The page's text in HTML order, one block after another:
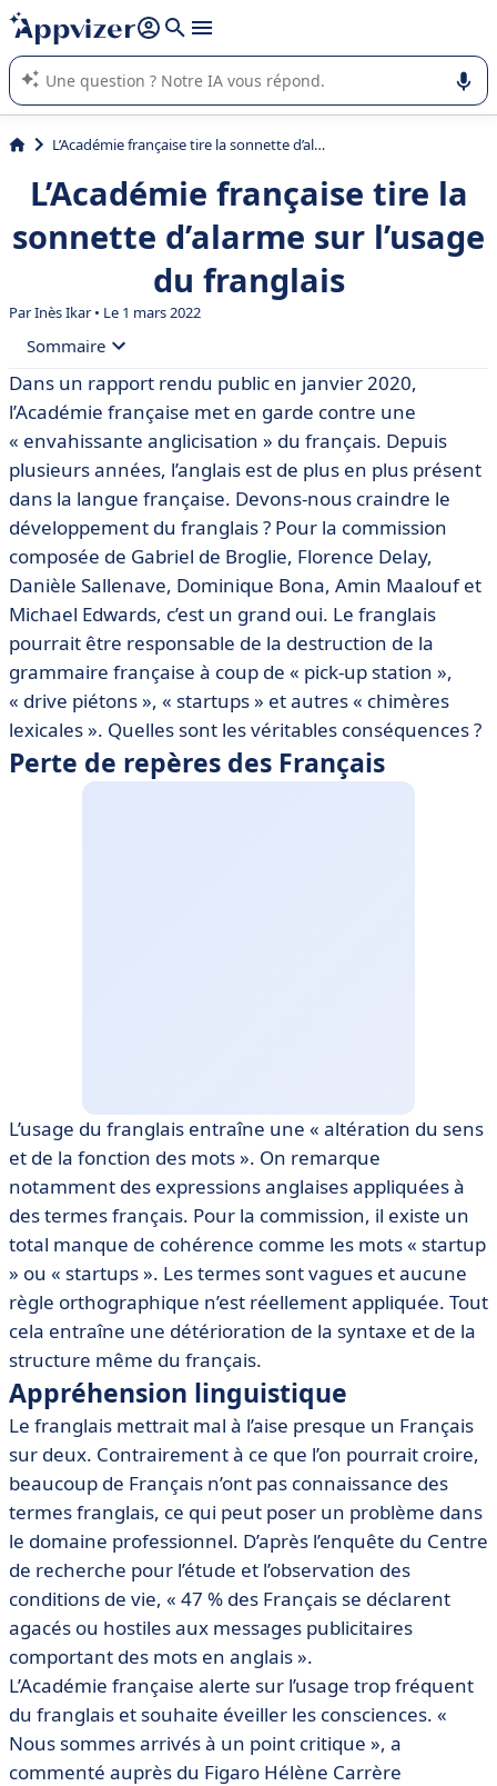
répondre (plusieurs lignes avec
L'IA de Appvizer vous guide dans l'utilisation ou la sélection de
logiciel SaaS en entreprise.
L’Académie française tire la sonnette d’alarme sur l’usage du franglais
L’Académie française tire la
sonnette d’alarme sur l’usage
du franglais
Par Inès Ikar • Le 1 mars 2022
Sommaire
• Perte de repères des Français
• Appréhension linguistique
Dans un rapport rendu public en janvier 2020,
l’Académie française met en garde contre une
« envahissante anglicisation » du français. Depuis
plusieurs années, l’anglais est de plus en plus présent
dans la langue française. Devons-nous craindre le
développement du franglais ? Pour la commission
composée de Gabriel de Broglie, Florence Delay,
Danièle Sallenave, Dominique Bona, Amin Maalouf et
Michael Edwards, c’est un grand oui. Le franglais
pourrait être responsable de la destruction de la
grammaire française à coup de « pick-up station »,
« drive piétons », « startups » et autres « chimères
lexicales ». Quelles sont les véritables conséquences ?
Perte de repères des Français
L’usage du franglais entraîne une « altération du sens
et de la fonction des mots ». On remarque
notamment des expressions anglaises appliquées à
des termes français. Pour la commission, il existe un
total manque de cohérence comme les mots « startup
» ou « startups ». Les termes sont vagues et aucune
règle orthographique n’est réellement appliquée. Tout
cela entraîne une détérioration de la syntaxe et de la
structure même du français.
Appréhension linguistique
Le franglais mettrait mal à l’aise presque un Français
sur deux. Contrairement à ce que l’on pourrait croire,
beaucoup de Français n’ont pas connaissance des
termes franglais, ce qui peut poser un problème dans
le domaine professionnel. D’après l’enquête du Centre
de recherche pour l’étude et l’observation des
conditions de vie, « 47 % des Français se déclarent
agacés ou hostiles aux messages publicitaires
comportant des mots en anglais ».
L’Académie française alerte sur l’usage trop fréquent
du franglais et souhaite éveiller les consciences. «
Nous sommes arrivés à un point critique », a
commenté auprès du Figaro Hélène Carrère